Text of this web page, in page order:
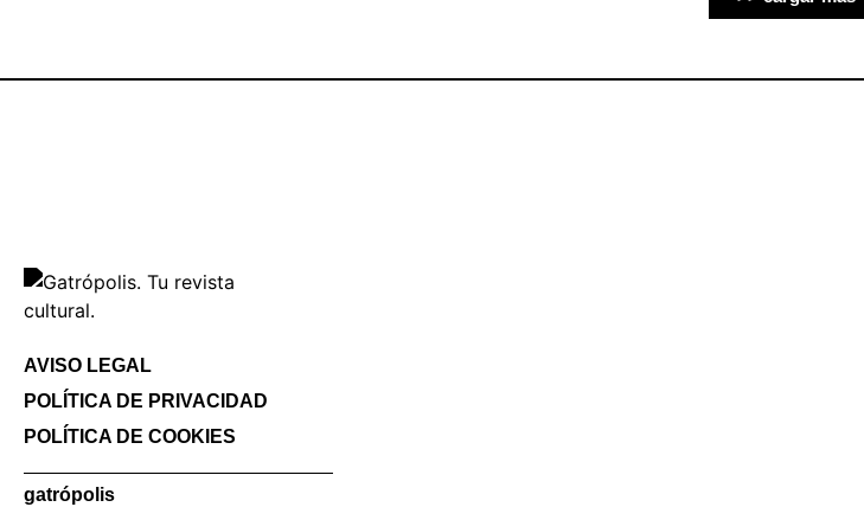
AVISO LEGAL
POLÍTICA DE PRIVACIDAD
POLÍTICA DE COOKIES
gatrópolis